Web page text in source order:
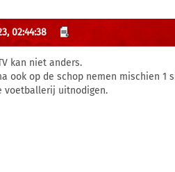
02:44:38
kan niet anders.
ook op de schop nemen mischien
voetballerij uitnodigen.